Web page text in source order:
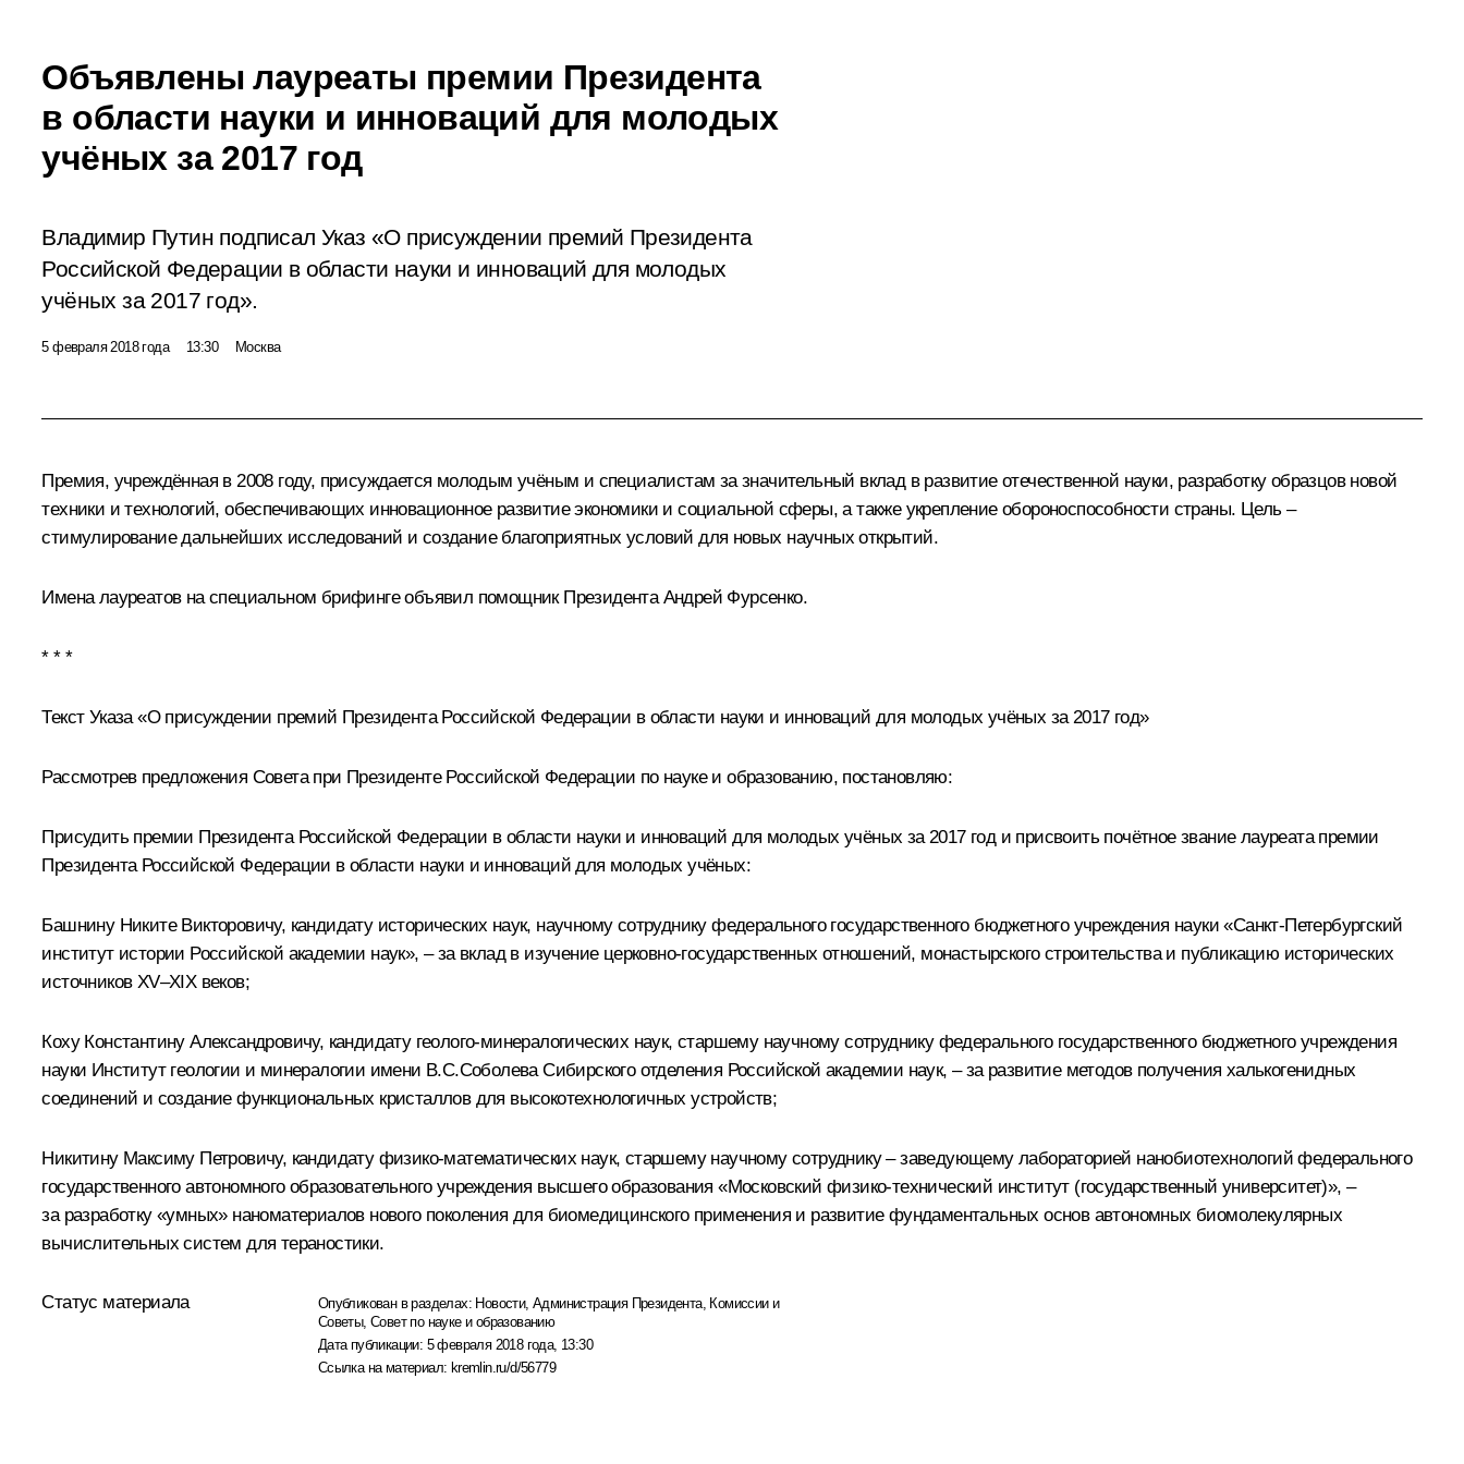
Объявлены лауреаты премии Президента
в области науки и инноваций для молодых
учёных за 2017 год
Владимир Путин подписал Указ «О присуждении премий Президента
Российской Федерации в области науки и инноваций для молодых
учёных за 2017 год».
5 февраля 2018 года 13:30 Москва
Премия, учреждённая в 2008 году, присуждается молодым учёным и специалистам за значительный вклад в развитие отечественной науки, разработку образцов новой
техники и технологий, обеспечивающих инновационное развитие экономики и социальной сферы, а также укрепление обороноспособности страны. Цель –
стимулирование дальнейших исследований и создание благоприятных условий для новых научных открытий.
Имена лауреатов на специальном брифинге объявил помощник Президента Андрей Фурсенко.
* * *
Текст Указа «О присуждении премий Президента Российской Федерации в области науки и инноваций для молодых учёных за 2017 год»
Рассмотрев предложения Совета при Президенте Российской Федерации по науке и образованию, постановляю:
Присудить премии Президента Российской Федерации в области науки и инноваций для молодых учёных за 2017 год и присвоить почётное звание лауреата премии
Президента Российской Федерации в области науки и инноваций для молодых учёных:
Башнину Никите Викторовичу, кандидату исторических наук, научному сотруднику федерального государственного бюджетного учреждения науки «Санкт-Петербургский
институт истории Российской академии наук», – за вклад в изучение церковно-государственных отношений, монастырского строительства и публикацию исторических
источников XV–XIX веков;
Коху Константину Александровичу, кандидату геолого-минералогических наук, старшему научному сотруднику федерального государственного бюджетного учреждения
науки Институт геологии и минералогии имени В.С.Соболева Сибирского отделения Российской академии наук, – за развитие методов получения халькогенидных
соединений и создание функциональных кристаллов для высокотехнологичных устройств;
Никитину Максиму Петровичу, кандидату физико-математических наук, старшему научному сотруднику – заведующему лабораторией нанобиотехнологий федерального
государственного автономного образовательного учреждения высшего образования «Московский физико-технический институт (государственный университет)», –
за разработку «умных» наноматериалов нового поколения для биомедицинского применения и развитие фундаментальных основ автономных биомолекулярных
вычислительных систем для тераностики.
Статус материала Опубликован в разделах: Новости,Администрация Президента, Комиссии и
Советы,Совет по науке и образованию
Дата публикации: 5 февраля 2018 года, 13:30
Ссылка на материал: kremlin.ru/d/56779